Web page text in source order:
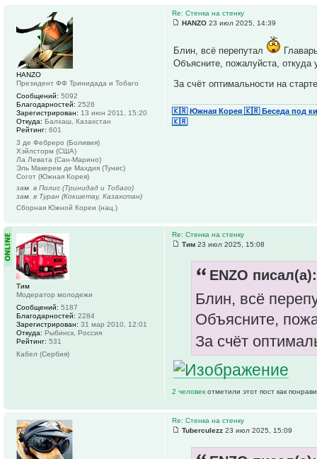
Re: Стенка на стенку
HANZO 23 июл 2025, 14:39
Блин, всё перепутал
Объясните, пожалуйста, откуда
За счёт оптимальности на
🇰🇷 Южная Корея 🇰🇷 Беседа под
🇰🇷
HANZO
Президент ФФ Тринидада и Тобаго
Сообщений: 5092
Благодарностей: 2526
Зарегистрирован: 13 июн 2011, 15:20
Откуда: Балхаш, Казахстан
Рейтинг: 601
3 де Фебреро (Боливия)
Хэйлсторм (США)
Ла Левата (Сан-Марино)
Эль Макерем де Махдия (Тунис)
Согот (Южная Корея)
зам. в Полис (Тринидад и Тобаго)
зам. в Туран (Кокшетау, Казахстан)
Сборная Южной Кореи (нац.)
Re: Стенка на стенку
Тим 23 июл 2025, 15:08
ENZO писал(а):
Блин, всё
Объясните,
За счёт
2 человек отметили этот пост как
Тим
Модератор молодежи
Сообщений: 5187
Благодарностей: 2284
Зарегистрирован: 31 мар 2010, 12:01
Откуда: Рыбинск, Россия
Рейтинг: 531
Кабел (Сербия)
Re: Стенка на стенку
Tuberculezz 23 июл 2025, 15:09